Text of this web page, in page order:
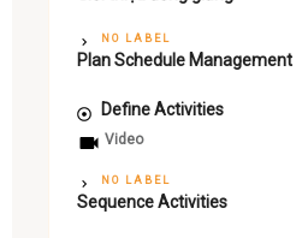
NO LABEL
Plan Schedule Management
Define Activities
Video
NO LABEL
Sequence Activities